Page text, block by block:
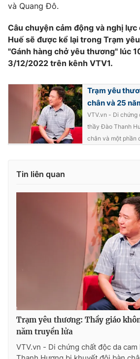
và Quang Đô.
Câu chuyện cảm động và nghị lực
Huế sẽ được kể lại trong Trạm
"Gánh hàng chở yêu thương" lúc
3/12/2022 trên kênh VTV1.
Trạm yêu
chân và 25
VTV.vn - Di chứng
thầy Đào Thanh
chân và một phần
Tin liên quan
Trạm yêu thương: Thầy giáo
năm truyền lửa
VTV.vn - Di chứng chất độc da